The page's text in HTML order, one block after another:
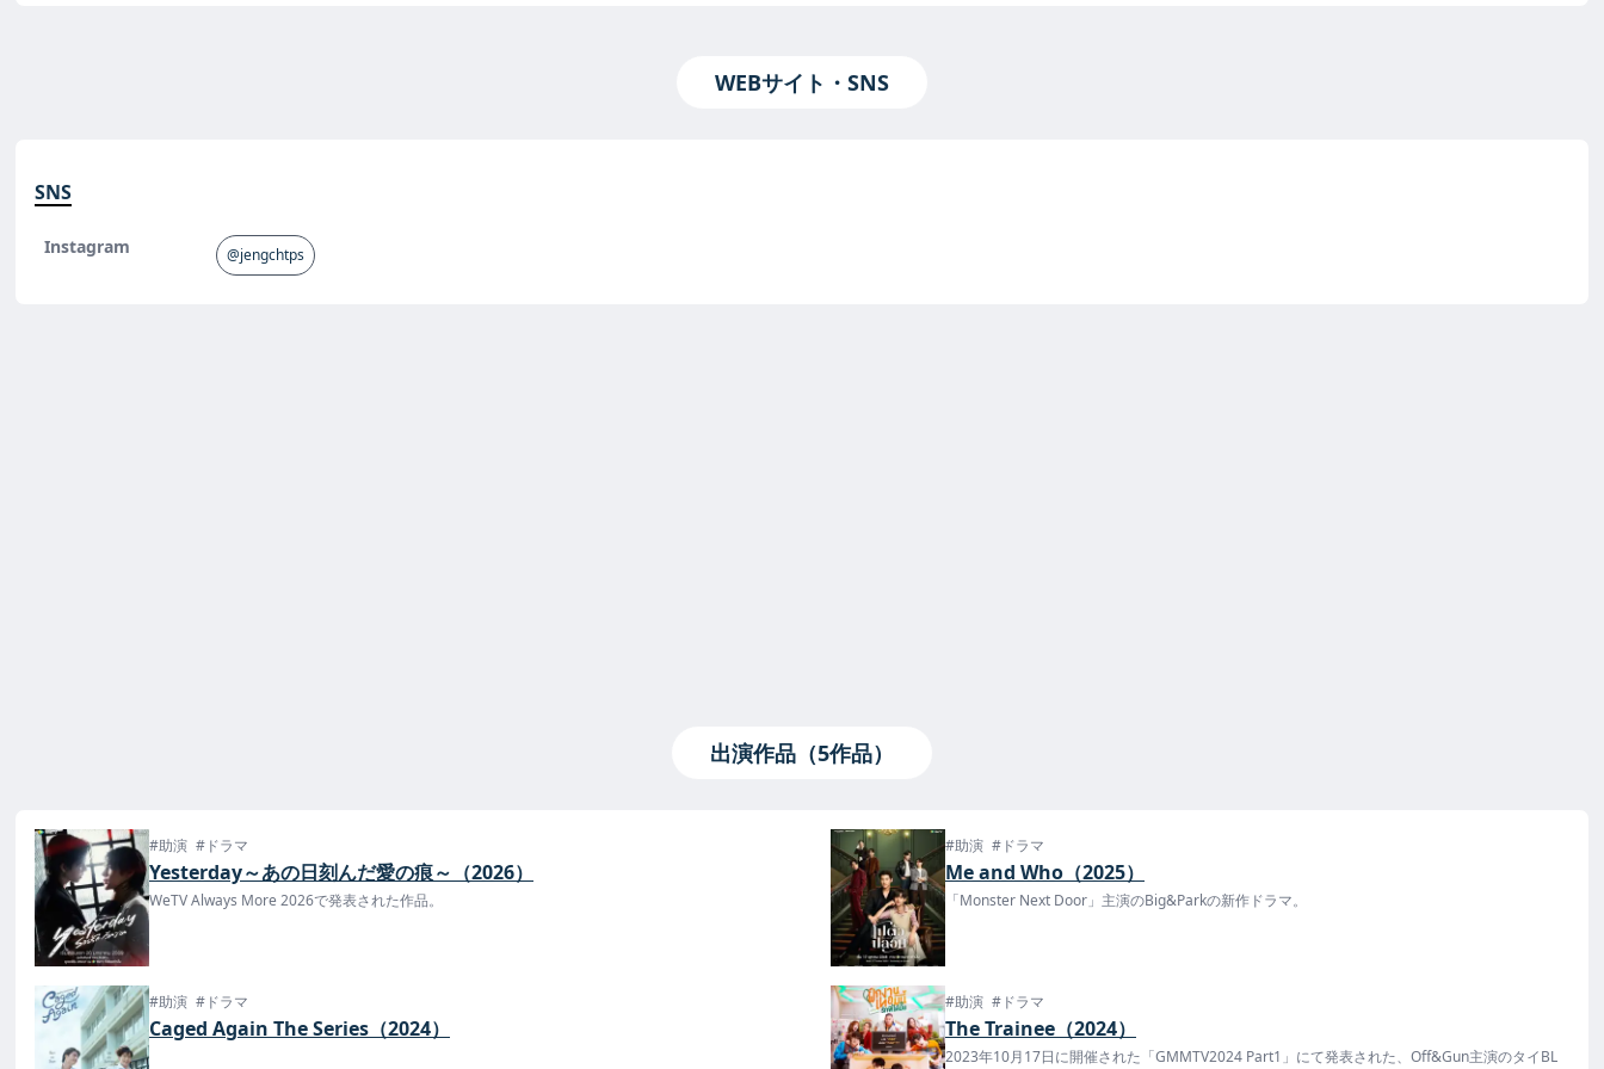
WEBサイト・SNS
SNS
Instagram @jengchtps
出演作品（5作品）
#助演 #ドラマ
Yesterday～あの日刻んだ愛の痕～（2026）
WeTV Always More 2026で発表された作品。
#助演 #ドラマ
Me and Who（2025）
「Monster Next Door」主演のBig&Parkの新作ドラマ。
#助演 #ドラマ
Caged Again The Series（2024）
#助演 #ドラマ
The Trainee（2024）
2023年10月17日に開催された「GMMTV2024 Part1」にて発表された、Off&Gun主演のタイBL